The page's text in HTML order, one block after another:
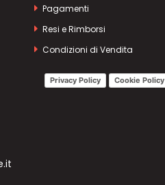
Pagamenti
Resi e Rimborsi
Condizioni di Vendita
Privacy Policy Cookie Policy